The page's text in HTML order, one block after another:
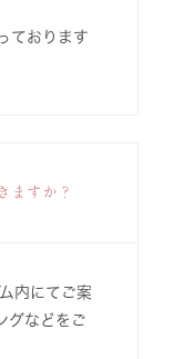
ております
ますか？
内にてご案
グなどをご